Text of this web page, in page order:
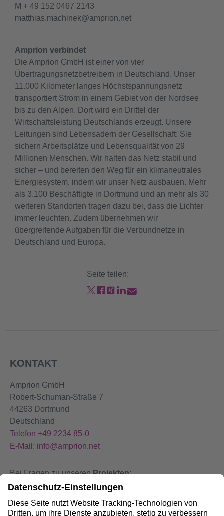
M + 49 152 0467 2143
matthias.machinek@amprion.net
Amprion verbindet
Die Amprion GmbH ist einer von vier
Übertragungsnetzbetreibern in Deutschland. Unser
11.000 Kilometer langes Höchstspannungsnetz
transportiert Strom in einem Gebiet von der Nordsee
bis zu den Alpen. Dort wird ein Drittel der
Wirtschaftsleistung Deutschlands erzeugt. Unsere
Leitungen sind Lebensadern der Gesellschaft: Sie
sichern Arbeitsplätze und Lebensqualität von 29
Millionen Menschen. Wir halten das Netz stabil und
sicher – und bereiten den Weg für ein klimaneutrales
Energiesystem, indem wir unser Netz ausbauen. Mehr
als 3.100 Beschäftigte in Dortmund und an mehr als 30
weiteren Standorten tragen dazu bei, dass die Lichter
immer leuchten. Zudem übernehmen wir
übergreifende Aufgaben für die Verbundnetze in
Deutschland und Europa.
Seite teilen:
KONTAKT
Amprion GmbH
Robert-Schuman-Straße 7
44263 Dortmund
Deutschland
Telefon +49 2234 85-0
E-Mail: info@amprion.net
Bei Fragen zu unserenProjekten:
+49 800 584 9000
BeiStörungen an unseren Anlagen: